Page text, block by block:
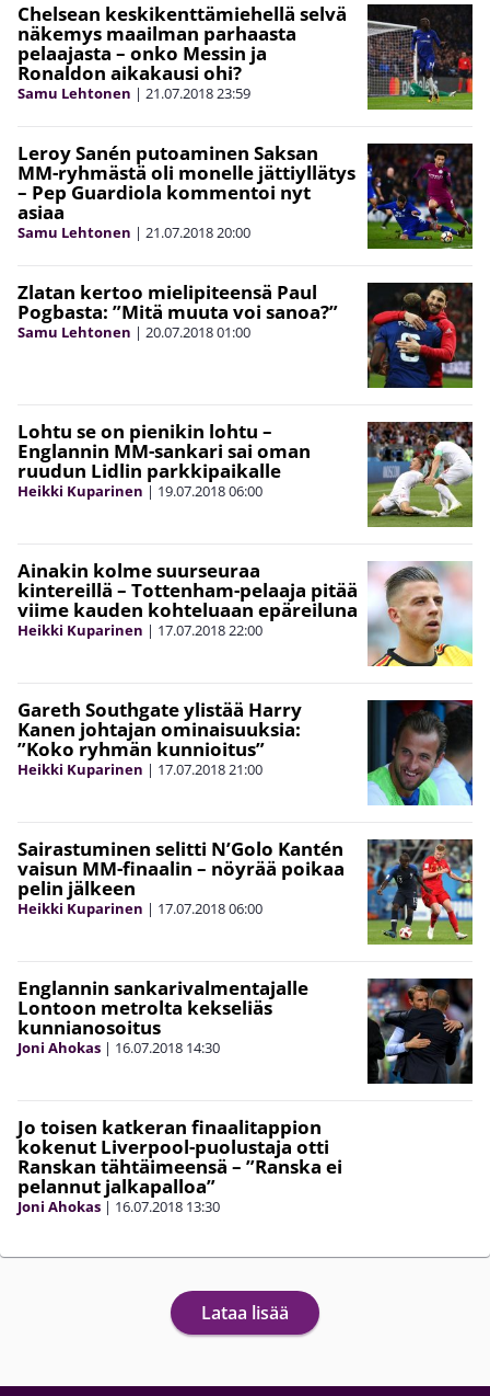
Chelsean keskikenttämiehellä selvä
näkemys maailman parhaasta
pelaajasta – onko Messin ja
Ronaldon aikakausi ohi?
Samu Lehtonen | 21.07.201823:59
Leroy Sanén putoaminen Saksan
MM-ryhmästä oli monelle jättiyllätys
– Pep Guardiola kommentoi nyt
asiaa
Samu Lehtonen | 21.07.201820:00
Zlatan kertoo mielipiteensä Paul
Pogbasta: ”Mitä muuta voi sanoa?”
Samu Lehtonen | 20.07.201801:00
Lohtu se on pienikin lohtu –
Englannin MM-sankari sai oman
ruudun Lidlin parkkipaikalle
Heikki Kuparinen | 19.07.201806:00
Ainakin kolme suurseuraa
kintereillä – Tottenham-pelaaja pitää
viime kauden kohteluaan epäreiluna
Heikki Kuparinen | 17.07.201822:00
Gareth Southgate ylistää Harry
Kanen johtajan ominaisuuksia:
”Koko ryhmän kunnioitus”
Heikki Kuparinen | 17.07.201821:00
Sairastuminen selitti N’Golo Kantén
vaisun MM-finaalin – nöyrää poikaa
pelin jälkeen
Heikki Kuparinen | 17.07.201806:00
Englannin sankarivalmentajalle
Lontoon metrolta kekseliäs
kunnianosoitus
Joni Ahokas | 16.07.2018 14:30
Jo toisen katkeran finaalitappion
kokenut Liverpool-puolustaja otti
Ranskan tähtäimeensä – ”Ranska ei
pelannut jalkapalloa”
Joni Ahokas | 16.07.2018 13:30
Lataa lisää